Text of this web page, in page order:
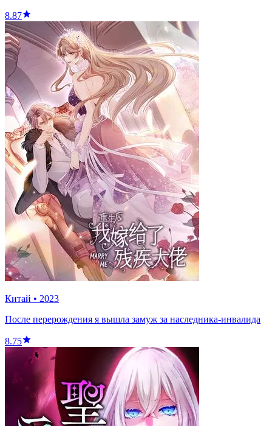
8.87
Китай • 2023
После перерождения я вышла замуж за наследника-инвалида
8.75